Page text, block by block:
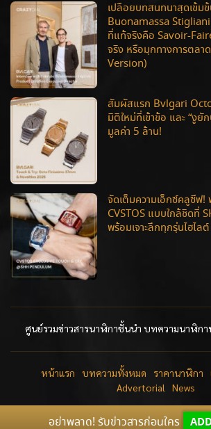
เปลือยบทสนทนาสุดเข้ม
Buonamassa Stigliani
ที่แท้จริงคือ Savoir-
จริง หรือมุกทางการตลา
Version)
สัมผัสแรก Bvlgari
มิติใหม่ที่เข้าข้อ และ “งู
มูลค่า 5 ล้าน!
จัดเต็มความเอ็กซ์คลูซีฟ!
CVSTOS แบบใกล้ชิดที่
พร้อมเจาะลึกทุกรุ่นไฮไลต์
ศูนย์รวมข่าวสารนาฬิกาชั้นนำ บทความนาฬิกา
หน้าแรก บทความทั้งหมด ราคานาฬิกา
Advertorial
News
อย่าพลาด! รับข่าวสารก่อนใคร